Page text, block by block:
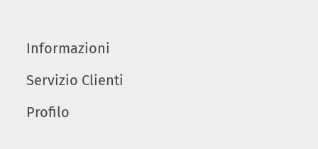
Informazioni
Servizio Clienti
Profilo